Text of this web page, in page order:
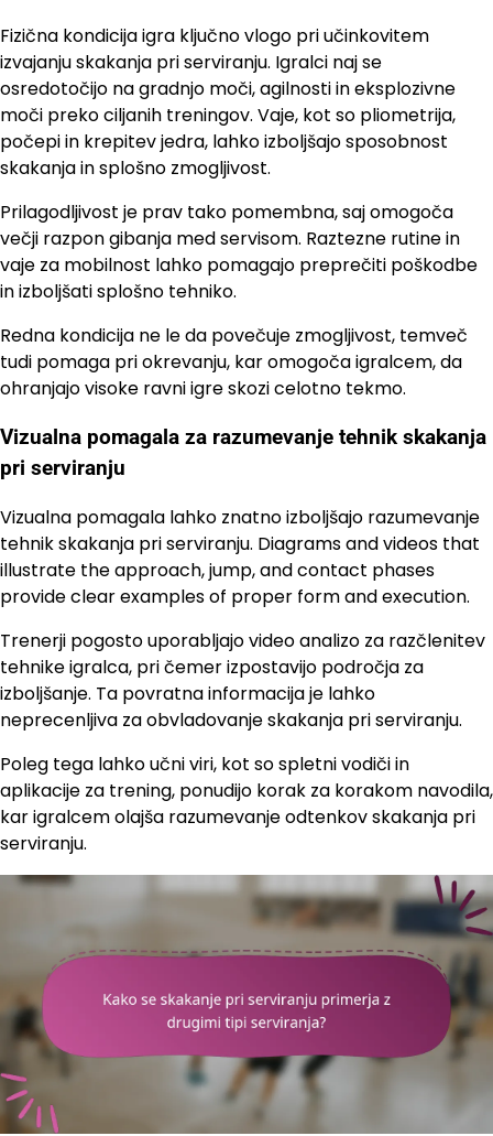
Fizična kondicija igra ključno vlogo pri učinkovitem
izvajanju skakanja pri serviranju. Igralci naj se
osredotočijo na gradnjo moči, agilnosti in eksplozivne
moči preko ciljanih treningov. Vaje, kot so pliometrija,
počepi in krepitev jedra, lahko izboljšajo sposobnost
skakanja in splošno zmogljivost.
Prilagodljivost je prav tako pomembna, saj omogoča
večji razpon gibanja med servisom. Raztezne rutine in
vaje za mobilnost lahko pomagajo preprečiti poškodbe
in izboljšati splošno tehniko.
Redna kondicija ne le da povečuje zmogljivost, temveč
tudi pomaga pri okrevanju, kar omogoča igralcem, da
ohranjajo visoke ravni igre skozi celotno tekmo.
Vizualna pomagala za razumevanje tehnik skakanja
pri serviranju
Vizualna pomagala lahko znatno izboljšajo razumevanje
tehnik skakanja pri serviranju. Diagrams and videos that
illustrate the approach, jump, and contact phases
provide clear examples of proper form and execution.
Trenerji pogosto uporabljajo video analizo za razčlenitev
tehnike igralca, pri čemer izpostavijo področja za
izboljšanje. Ta povratna informacija je lahko
neprecenljiva za obvladovanje skakanja pri serviranju.
Poleg tega lahko učni viri, kot so spletni vodiči in
aplikacije za trening, ponudijo korak za korakom navodila,
kar igralcem olajša razumevanje odtenkov skakanja pri
serviranju.